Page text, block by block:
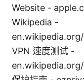
Website -
Wikipedia -
VPN 速度测试 -